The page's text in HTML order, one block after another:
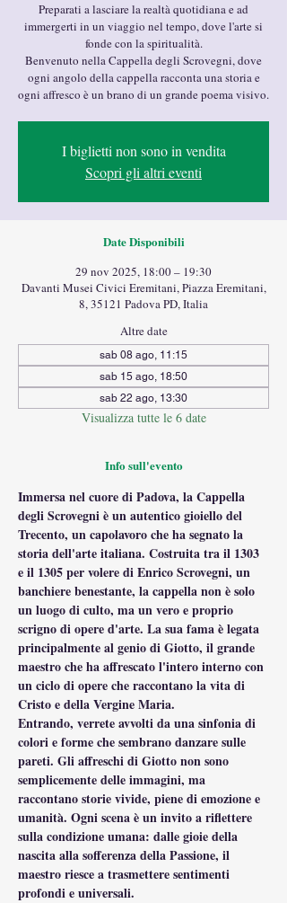
Preparati a lasciare la realtà quotidiana e ad
immergerti in un viaggio nel tempo, dove l'arte si
fonde con la spiritualità.
Benvenuto nella Cappella degli Scrovegni, dove
ogni angolo della cappella racconta una storia e
ogni affresco è un brano di un grande poema visivo.
I biglietti non sono in vendita
Scopri gli altri eventi
Date Disponibili
29 nov 2025, 18:00 – 19:30
Davanti Musei Civici Eremitani, Piazza Eremitani,
8, 35121 Padova PD, Italia
Altre date
sab 08 ago, 11:15
sab 15 ago, 18:50
sab 22 ago, 13:30
Visualizza tutte le 6 date
Info sull'evento
Immersa nel cuore di Padova, la Cappella
degli Scrovegni è un autentico gioiello del
Trecento, un capolavoro che ha segnato la
storia dell'arte italiana. Costruita tra il 1303
e il 1305 per volere di Enrico Scrovegni, un
banchiere benestante, la cappella non è solo
un luogo di culto, ma un vero e proprio
scrigno di opere d'arte. La sua fama è legata
principalmente al genio di Giotto, il grande
maestro che ha affrescato l'intero interno con
un ciclo di opere che raccontano la vita di
Cristo e della Vergine Maria.
Entrando, verrete avvolti da una sinfonia di
colori e forme che sembrano danzare sulle
pareti. Gli affreschi di Giotto non sono
semplicemente delle immagini, ma
raccontano storie vivide, piene di emozione e
umanità. Ogni scena è un invito a riflettere
sulla condizione umana: dalle gioie della
nascita alla sofferenza della Passione, il
maestro riesce a trasmettere sentimenti
profondi e universali.